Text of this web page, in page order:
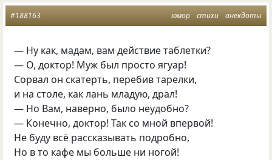
юмор стихи анекдоты
#188163
— Ну как, мадам, вам действие таблетки?
— О, доктор! Муж был просто ягуар!
Сорвал он скатерть, перебив тарелки,
и на столе, как лань младую, драл!
— Но Вам, наверно, было неудобно?
— Конечно, доктор! Так со мной впервой!
Не буду всё рассказывать подробно,
Но в то кафе мы больше ни ногой!